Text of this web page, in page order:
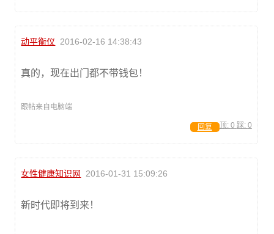
动平衡仪 2016-02-16 14:38:43
真的，现在出门都不带钱包！
跟帖来自电脑端
顶: 0 踩: 0
回复
女性健康知识网 2016-01-31 15:09:26
新时代即将到来！